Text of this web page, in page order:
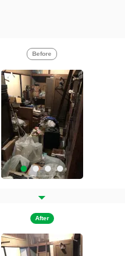
Before
After